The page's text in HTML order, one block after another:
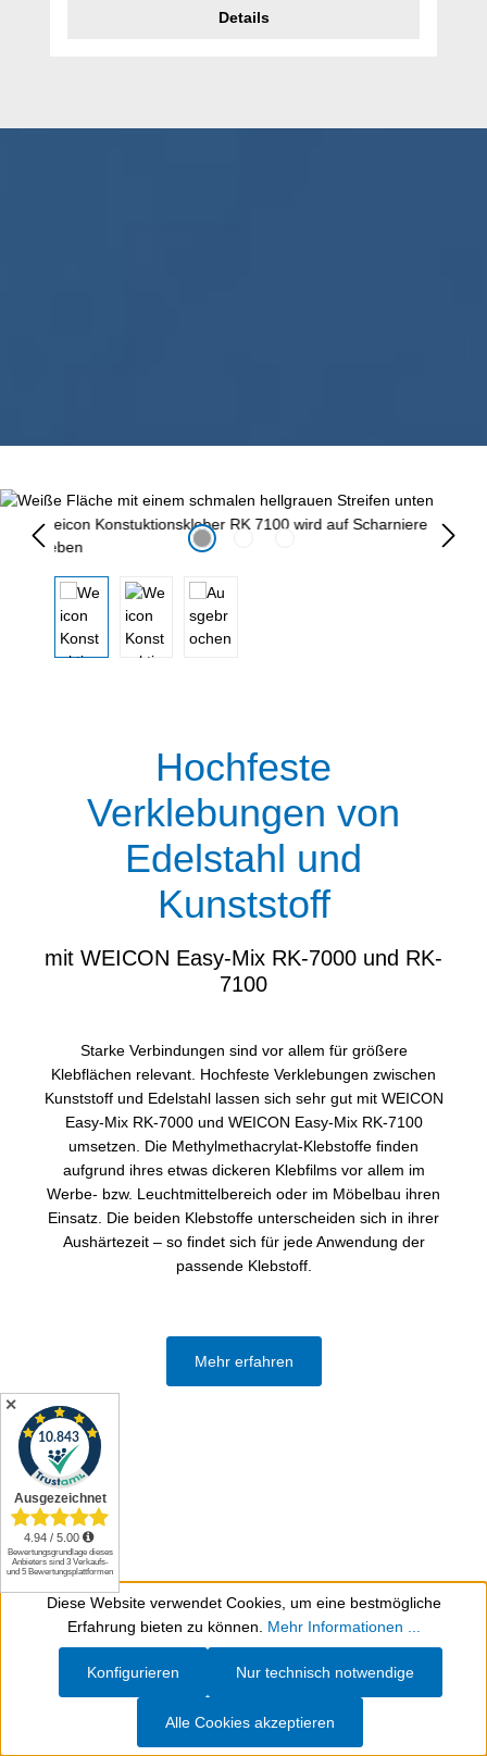
Details
Bildergalerie überspringen
Hochfeste
Verklebungen von
Edelstahl und
Kunststoff
mit WEICON Easy-Mix RK-7000 und RK-
7100
Starke Verbindungen sind vor allem für größere
Klebflächen relevant. Hochfeste Verklebungen zwischen
Kunststoff und Edelstahl lassen sich sehr gut mit WEICON
Easy-Mix RK-7000 und WEICON Easy-Mix RK-7100
umsetzen. Die Methylmethacrylat-Klebstoffe finden
aufgrund ihres etwas dickeren Klebfilms vor allem im
Werbe- bzw. Leuchtmittelbereich oder im Möbelbau ihren
Einsatz. Die beiden Klebstoffe unterscheiden sich in ihrer
Aushärtezeit – so findet sich für jede Anwendung der
passende Klebstoff.
Mehr erfahren
Produktgalerie überspringen
Werkzeugleiste anzeigen
Diese Website verwendet Cookies, um eine bestmögliche
Erfahrung bieten zu können. Mehr Informationen ...
Nur technisch notwendige
Konfigurieren
Alle Cookies akzeptieren
✕